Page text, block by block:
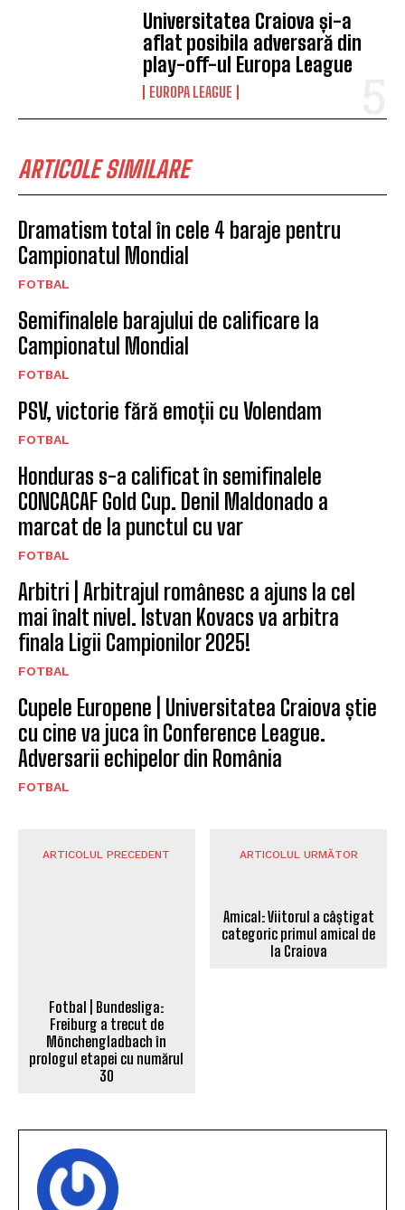
Universitatea Craiova și-a
aflat posibila adversară din
play-off-ul Europa League
EUROPA LEAGUE
ARTICOLE SIMILARE
Dramatism total în cele 4 baraje pentru
Campionatul Mondial
FOTBAL
Semifinalele barajului de calificare la
Campionatul Mondial
FOTBAL
PSV, victorie fără emoții cu Volendam
FOTBAL
Honduras s-a calificat în semifinalele
CONCACAF Gold Cup. Denil Maldonado a
marcat de la punctul cu var
FOTBAL
Arbitri | Arbitrajul românesc a ajuns la cel
mai înalt nivel. Istvan Kovacs va arbitra
finala Ligii Campionilor 2025!
FOTBAL
Cupele Europene | Universitatea Craiova știe
cu cine va juca în Conference League.
Adversarii echipelor din România
FOTBAL
ARTICOLUL PRECEDENT
Freiburg a trecut de
Mönchengladbach în
prologul etapei cu numărul
30
ARTICOLUL URMĂTOR
Amical: Viitorul a câștigat